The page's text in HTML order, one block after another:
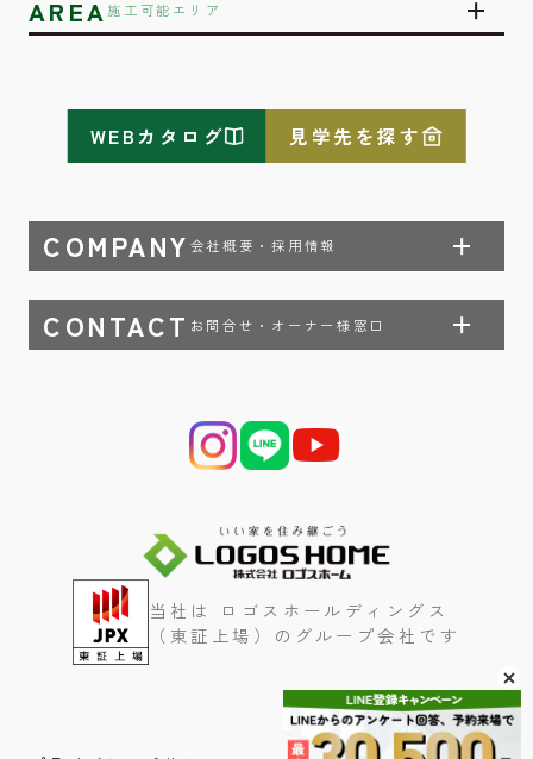
AREA施工可能エリア
COMPANY 会社概要・採用情報
CONTACT お問合せ・オーナー様窓口
WEBカタログ 見学先を探す
当社は ロゴスホールディングス
（東証上場）のグループ会社です